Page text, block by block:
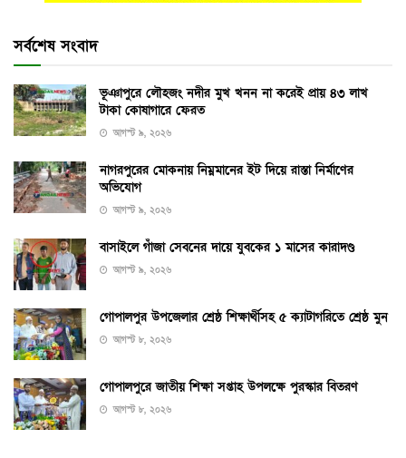
সর্বশেষ সংবাদ
ভূঞাপুরে লৌহজং নদীর মুখ খনন না করেই প্রায় ৪৩ লাখ
টাকা কোষাগারে ফেরত
আগস্ট ৯, ২০২৬
নাগরপুরের মোকনায় নিম্নমানের ইট দিয়ে রাস্তা নির্মাণের
অভিযোগ
আগস্ট ৯, ২০২৬
বাসাইলে গাঁজা সেবনের দায়ে যুবকের ১ মাসের কারাদণ্ড
আগস্ট ৯, ২০২৬
গোপালপুর উপজেলার শ্রেষ্ঠ শিক্ষার্থীসহ ৫ ক্যাটাগরিতে শ্রেষ্ঠ মুন
আগস্ট ৮, ২০২৬
গোপালপুরে জাতীয় শিক্ষা সপ্তাহ উপলক্ষে পুরস্কার বিতরণ
আগস্ট ৮, ২০২৬